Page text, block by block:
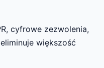
cyfrowe zezwolenia,
większość